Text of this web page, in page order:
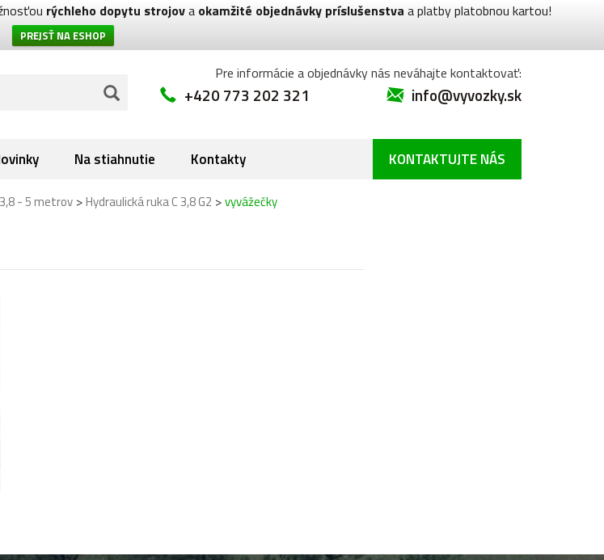
rýchleho dopytu strojova okamžité objednávky príslušenstva a platby platobnou kartou!
PREJSŤ NA ESHOP
Pre informácie a objednávky nás neváhajte kontaktovať:
+420 773 202 321 info@vyvozky.sk
Na stiahnutie Kontakty KONTAKTUJTE NÁS
- 5 metrov >Hydraulická ruka C 3,8 G2 >vyvážečky